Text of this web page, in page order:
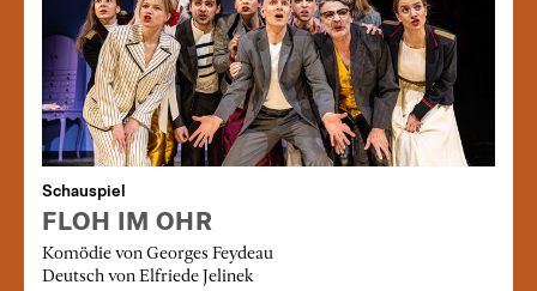
Schauspiel
FLOH IM OHR
Komödie von Georges Feydeau
Deutsch von Elfriede Jelinek